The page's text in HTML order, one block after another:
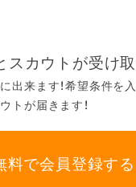
カウトが受け取
出来ます！希望条件を
トが届きます！
料で会員登録する